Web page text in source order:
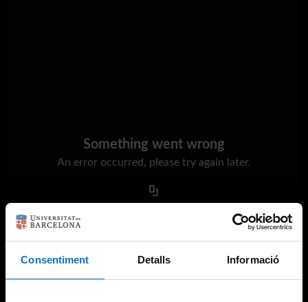
Consentiment Detalls Informació
Something went wrong
An error occurred, please try again later.